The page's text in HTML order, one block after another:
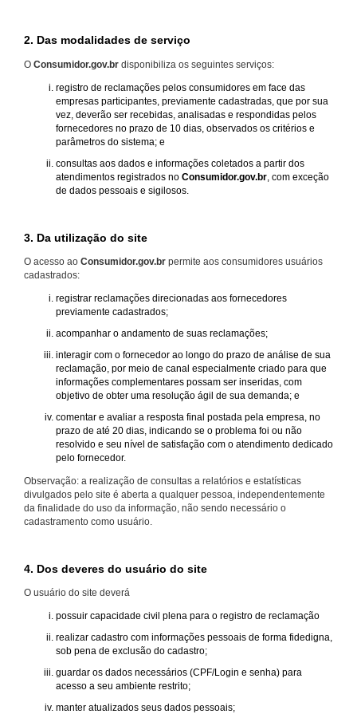
2. Das modalidades de serviço
O Consumidor.gov.br disponibiliza os seguintes serviços:
registro de reclamações pelos consumidores em face das
empresas participantes, previamente cadastradas, que por sua
vez, deverão ser recebidas, analisadas e respondidas pelos
fornecedores no prazo de 10 dias, observados os critérios e
parâmetros do sistema; e
consultas aos dados e informações coletados a partir dos
atendimentos registrados no Consumidor.gov.br , com exceção
de dados pessoais e sigilosos.
3. Da utilização do site
O acesso ao Consumidor.gov.br permite aos consumidores usuários
cadastrados:
registrar reclamações direcionadas aos fornecedores
previamente cadastrados;
acompanhar o andamento de suas reclamações;
interagir com o fornecedor ao longo do prazo de análise de sua
reclamação, por meio de canal especialmente criado para que
informações complementares possam ser inseridas, com
objetivo de obter uma resolução ágil de sua demanda; e
comentar e avaliar a resposta final postada pela empresa, no
prazo de até 20 dias, indicando se o problema foi ou não
resolvido e seu nível de satisfação com o atendimento dedicado
pelo fornecedor.
Observação: a realização de consultas a relatórios e estatísticas
divulgados pelo site é aberta a qualquer pessoa, independentemente
da finalidade do uso da informação, não sendo necessário o
cadastramento como usuário.
4. Dos deveres do usuário do site
O usuário do site deverá
possuir capacidade civil plena para o registro de reclamação
realizar cadastro com informações pessoais de forma fidedigna,
sob pena de exclusão do cadastro;
guardar os dados necessários (CPF/Login e senha) para
acesso a seu ambiente restrito;
manter atualizados seus dados pessoais;